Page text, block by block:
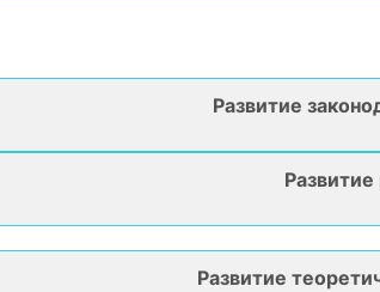
Развитие
Развитие